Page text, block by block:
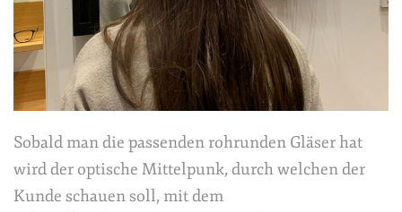
Sobald man die passenden rohrunden Gläser hat
wird der optische Mittelpunk, durch welchen der
Kunde schauen soll, mit dem